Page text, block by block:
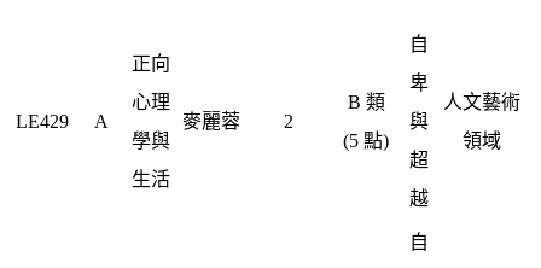
LE429 A
正向
心理
學與
生活
麥麗蓉 2
B 類
(5 點)
自
卑
與
超
越
人文藝術
領域
自